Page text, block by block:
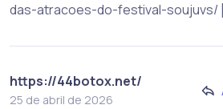
das-atracoes-do-festival-soujuvs/
https://44botox.net/
25 de abril de 2026